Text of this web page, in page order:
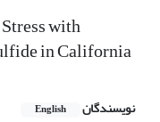
with
in California
نویسندگان English